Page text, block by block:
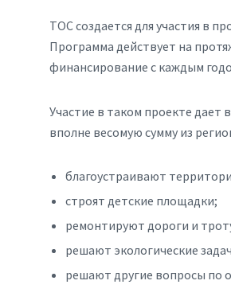
ТОС создается для участия в
Программа действует на
финансирование с каждым
Участие в таком проекте
вполне весомую сумму из
благоустраивают
строят детские площадки;
ремонтируют дороги и
решают экологические
решают другие вопросы по